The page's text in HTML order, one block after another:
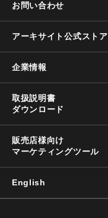
お問い合わせ
アーキサイト公式ストア
企業情報
取扱説明書
ダウンロード
販売店様向け
マーケティングツール
English